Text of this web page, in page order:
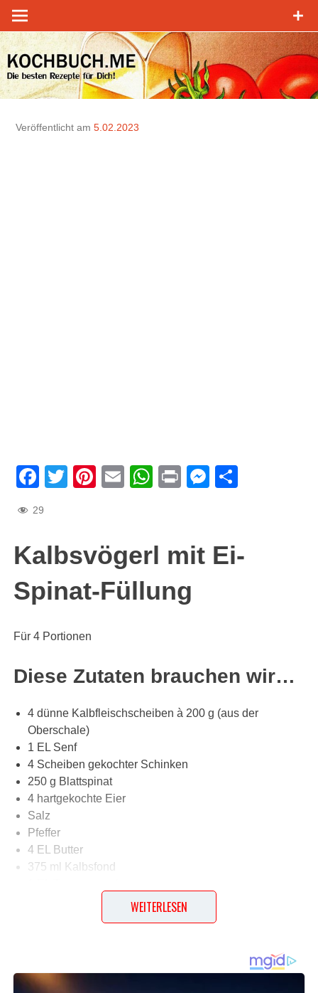
Zum
Inhalt
springen
Veröffentlicht am 5.02.2023
Facebook
TwitterPinterest
EmailWhatsApp
Print
29
Kalbsvögerl mit Ei-
Spinat-Füllung
Für 4 Portionen
Diese Zutaten brauchen wir…
4 dünne Kalbfleischscheiben à 200 g (aus der
Oberschale)
1 EL Senf
4 Scheiben gekochter Schinken
250 g Blattspinat
4 hartgekochte Eier
Salz
Pfeffer
4 EL Butter
375 ml Kalbsfond
4 EL geschlagene Sahne
Dann hinterlasse doch bitte einen Kommentar am
Ende dieser Seite & auch eine Bewertung!
WEITERLESEN